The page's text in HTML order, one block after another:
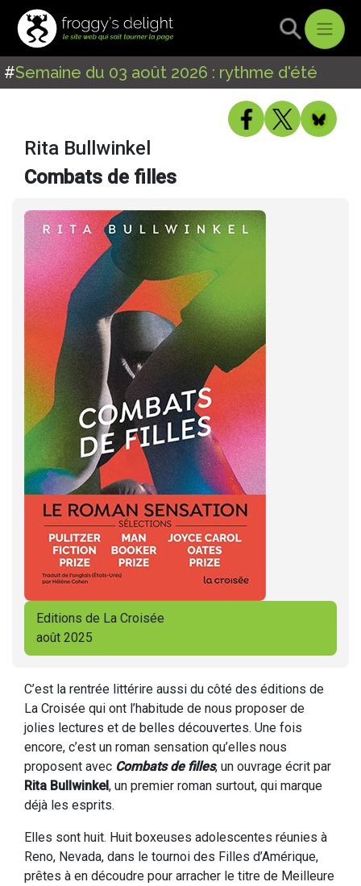
#Semaine du 03 août 2026 : rythme d'été
Rita Bullwinkel
Combats de filles
Editions de La Croisée
août 2025
C’est la rentrée littérire aussi du côté des éditions de
La Croisée qui ont l’habitude de nous proposer de
jolies lectures et de belles découvertes. Une fois
encore, c’est un roman sensation qu’elles nous
proposent avec Combats de filles, un ouvrage écrit par
Rita Bullwinkel, un premier roman surtout, qui marque
déjà les esprits.
Elles sont huit. Huit boxeuses adolescentes réunies à
Reno, Nevada, dans le tournoi des Filles d’Amérique,
prêtes à en découdre pour arracher le titre de Meilleure